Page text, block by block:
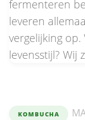
fermenteren
leveren
vergelijking
levensstijl? Wij
KOMBUCHA